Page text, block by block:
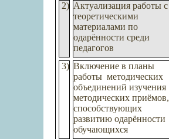
2) Актуализация работы с
теоретическими
материалами по
одарённости среди
педагогов
3) Включение в планы
работы методических
объединений изучения
методических приёмов,
способствующих
развитию одарённости
обучающихся